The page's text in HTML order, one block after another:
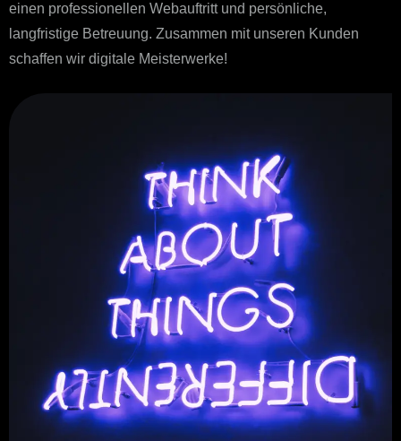
einen professionellen Webauftritt und persönliche,
langfristige Betreuung. Zusammen mit unseren Kunden
schaffen wir digitale Meisterwerke!